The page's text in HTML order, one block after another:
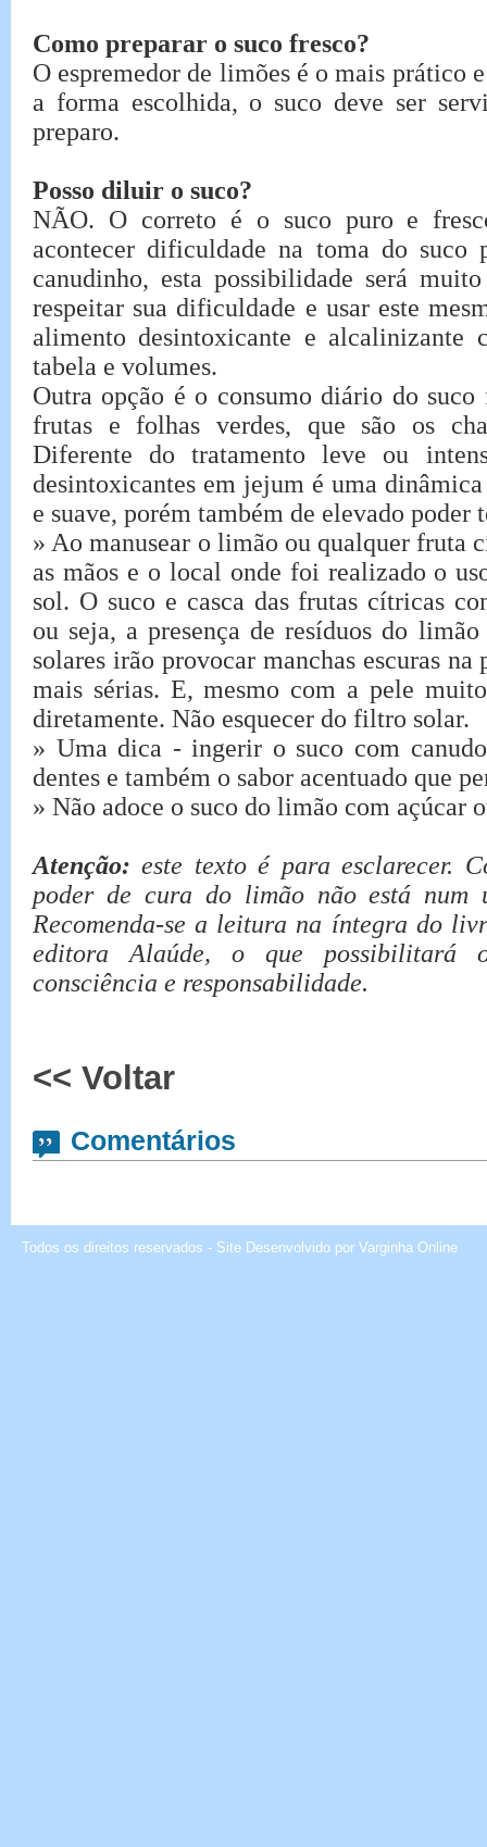
Como preparar o suco fresco?
O espremedor de limões é o mais prático
a forma escolhida, o suco deve ser
preparo.
Posso diluir o suco?
NÃO. O correto é o suco puro e
acontecer dificuldade na toma do suco
canudinho, esta possibilidade será
respeitar sua dificuldade e usar este
alimento desintoxicante e alcalinizante
tabela e volumes.
Outra opção é o consumo diário do
frutas e folhas verdes, que são os
Diferente do tratamento leve ou
desintoxicantes em jejum é uma
e suave, porém também de elevado
» Ao manusear o limão ou qualquer fruta
as mãos e o local onde foi realizado o
sol. O suco e casca das frutas cítricas
ou seja, a presença de resíduos do
solares irão provocar manchas escuras
mais sérias. E, mesmo com a pele
diretamente. Não esquecer do filtro solar.
» Uma dica - ingerir o suco com
dentes e também o sabor acentuado que
» Não adoce o suco do limão com açúcar
Atenção:este texto é para esclarecer.
poder de cura do limão não está num
Recomenda-se a leitura na íntegra do
editora Alaúde, o que possibilitará
consciência e responsabilidade.
<< Voltar
Comentários
Todos os direitos reservados - Site Desenvolvido por Varginha Online